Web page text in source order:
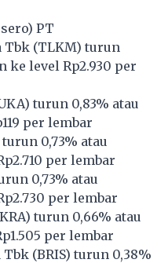
PT
Tbk (TLKM) turun
ke level Rp2.930 per
) turun 0,83% atau
per lembar
0,73% atau
per lembar
0,73% atau
per lembar
) turun 0,66% atau
per lembar
Tbk (BRIS) turun 0,38%